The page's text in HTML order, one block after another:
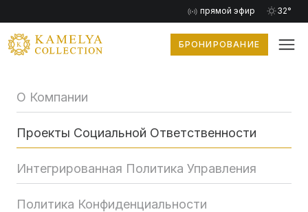
прямой эфир 32°
БРОНИРОВАНИЕ
О Компании
Проекты Социальной Ответственности
Интегрированная Политика Управления
Политика Конфиденциальности